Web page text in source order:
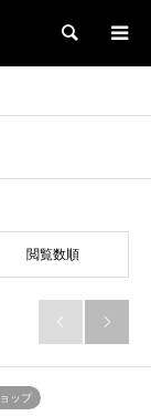
検索
閲覧数順
 
ップ